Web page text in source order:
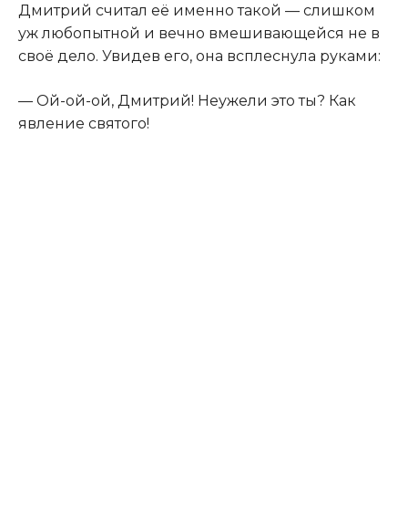
Дмитрий считал её именно такой — слишком
уж любопытной и вечно вмешивающейся не в
своё дело. Увидев его, она всплеснула руками:
— Ой-ой-ой, Дмитрий! Неужели это ты? Как
явление святого!